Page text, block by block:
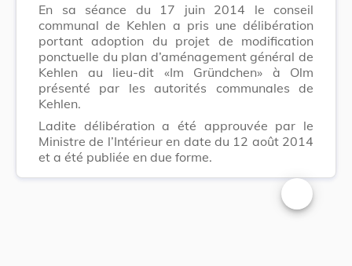
En sa séance du 17 juin 2014 le conseil
communal de Kehlen a pris une délibération
portant adoption du projet de modification
ponctuelle du plan d’aménagement général de
Kehlen au lieu-dit «Im Gründchen» à Olm
présenté par les autorités communales de
Kehlen.
Ladite délibération a été approuvée par le
Ministre de l’Intérieur en date du 12 août 2014
et a été publiée en due forme.
Changer la